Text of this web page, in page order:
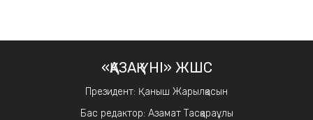
«ҚАЗАҚ ҮНІ» ЖШС
Президент: Қаныш Жарылқасын
Бас редактор: Азамат Тасқараұлы